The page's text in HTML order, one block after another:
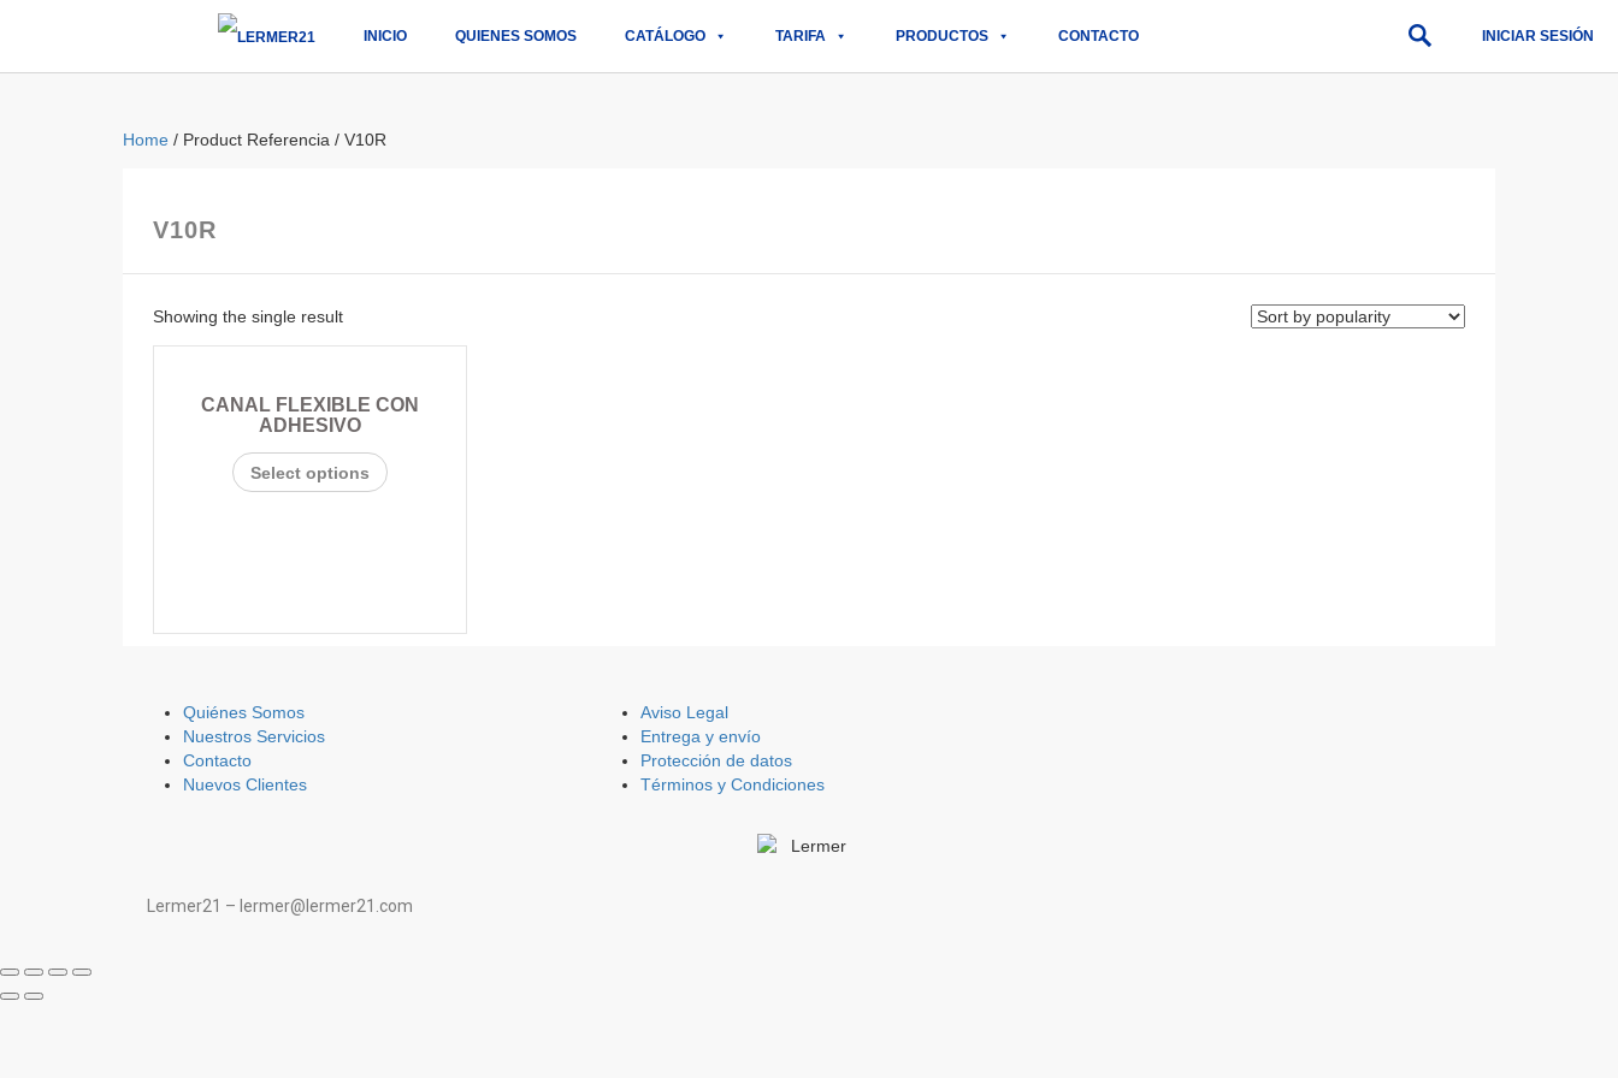
INICIO QUIENES SOMOS CATÁLOGO TARIFA PRODUCTOS CONTACTO INICIAR SESIÓN
Home / Product Referencia / V10R
V10R
Showing the single result
CANAL FLEXIBLE CON
ADHESIVO
Select options
Quiénes Somos
Nuestros Servicios
Contacto
Nuevos Clientes
Aviso Legal
Entrega y envío
Protección de datos
Términos y Condiciones
Lermer21 – lermer@lermer21.com